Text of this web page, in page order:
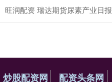
旺润配资 瑞达期货尿素产业日
炒股配资网 配资头条网